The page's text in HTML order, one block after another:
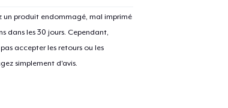
un produit endommagé, mal imprimé
dans les 30 jours. Cependant,
accepter les retours ou les
simplement d'avis.
au Panier